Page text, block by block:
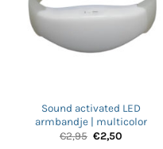
Sound activated LED
armbandje | multicolor
€2,95 €2,50